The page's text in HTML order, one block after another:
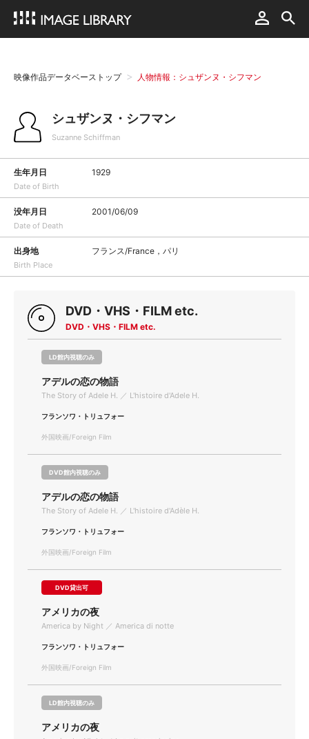
映像作品データベーストップ 人物情報：シュザンヌ・シフマン
シュザンヌ・シフマン
Suzanne Schiffman
生年月日
Date of Birth
1929
没年月日
Date of Death
2001/06/09
出身地
Birth Place
フランス/France，パリ
DVD・VHS・FILM etc.
DVD・VHS・FILM etc.
LD館内視聴のみ
アデルの恋の物語
The Story of Adele H. ／ L'histoire d'Adele H.
フランソワ・トリュフォー
外国映画/Foreign Film
DVD館内視聴のみ
アデルの恋の物語
The Story of Adele H. ／ L'histoire d'Adèle H.
フランソワ・トリュフォー
外国映画/Foreign Film
DVD貸出可
アメリカの夜
America by Night ／ America di notte
フランソワ・トリュフォー
外国映画/Foreign Film
LD館内視聴のみ
アメリカの夜